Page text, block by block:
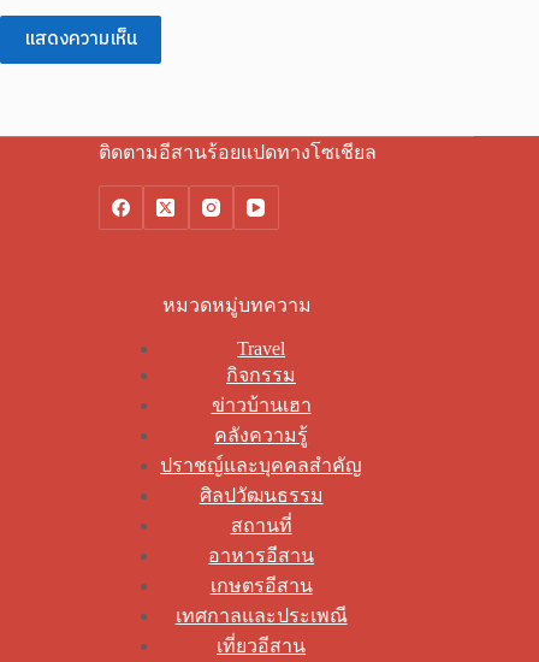
แสดงความเห็น
ติดตามอีสานร้อยแปดทางโซเชียล
หมวดหมู่บทความ
Travel
กิจกรรม
ข่าวบ้านเฮา
คลังความรู้
ปราชญ์และบุคคลสำคัญ
ศิลปวัฒนธรรม
สถานที่
อาหารอีสาน
เกษตรอีสาน
เทศกาลและประเพณี
เที่ยวอีสาน